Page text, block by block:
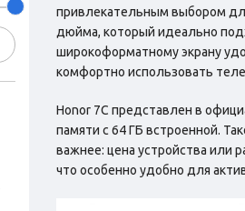
привлекательным выбором
дюйма, который идеально
широкоформатному экрану
комфортно использовать
Honor 7C представлен в
памяти с 64 ГБ встроенной.
важнее: цена устройства или
что особенно удобно для